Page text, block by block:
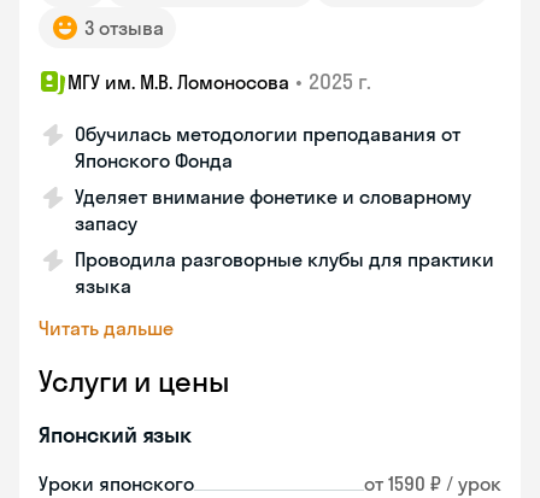
3 отзыва
МГУ им. М.В. Ломоносова • 2025 г.
Обучилась методологии преподавания от
Японского Фонда
Уделяет внимание фонетике и словарному
запасу
Проводила разговорные клубы для практики
языка
Читать дальше
Услуги и цены
Японский язык
Уроки японского от 1590 ₽ / урок